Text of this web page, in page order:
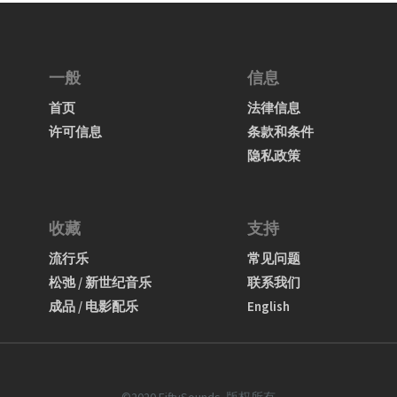
一般
首页
许可信息
信息
法律信息
条款和条件
隐私政策
收藏
流行乐
松弛 / 新世纪音乐
成品 / 电影配乐
支持
常见问题
联系我们
English